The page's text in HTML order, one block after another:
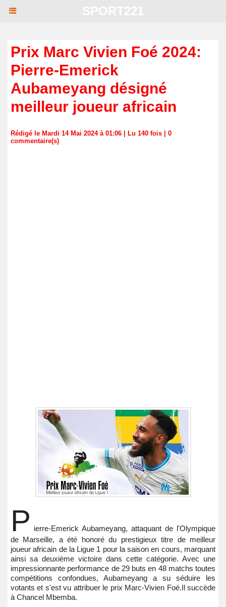
Prix Marc Vivien Foé 2024:
Pierre-Emerick
Aubameyang désigné
meilleur joueur africain
Rédigé le Mardi 14 Mai 2024 à 01:06 | Lu 140 fois | 0
commentaire(s)
P ierre-Emerick Aubameyang, attaquant de l'Olympique
de Marseille, a été honoré du prestigieux titre de meilleur
joueur africain de la Ligue 1 pour la saison en cours, marquant
ainsi sa deuxième victoire dans cette catégorie. Avec une
impressionnante performance de 29 buts en 48 matchs toutes
compétitions confondues, Aubameyang a su séduire les
votants et s'est vu attribuer le prix Marc-Vivien Foé.Il succède
à Chancel Mbemba.